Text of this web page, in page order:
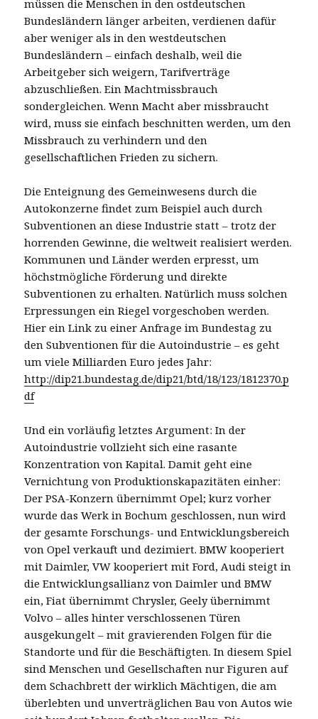
müssen die Menschen in den ostdeutschen
Bundesländern länger arbeiten, verdienen dafür
aber weniger als in den westdeutschen
Bundesländern – einfach deshalb, weil die
Arbeitgeber sich weigern, Tarifverträge
abzuschließen. Ein Machtmissbrauch
sondergleichen. Wenn Macht aber missbraucht
wird, muss sie einfach beschnitten werden, um den
Missbrauch zu verhindern und den
gesellschaftlichen Frieden zu sichern.
Die Enteignung des Gemeinwesens durch die
Autokonzerne findet zum Beispiel auch durch
Subventionen an diese Industrie statt – trotz der
horrenden Gewinne, die weltweit realisiert werden.
Kommunen und Länder werden erpresst, um
höchstmögliche Förderung und direkte
Subventionen zu erhalten. Natürlich muss solchen
Erpressungen ein Riegel vorgeschoben werden.
Hier ein Link zu einer Anfrage im Bundestag zu
den Subventionen für die Autoindustrie – es geht
um viele Milliarden Euro jedes Jahr:
http://dip21.bundestag.de/dip21/btd/18/123/1812370.p
df
Und ein vorläufig letztes Argument: In der
Autoindustrie vollzieht sich eine rasante
Konzentration von Kapital. Damit geht eine
Vernichtung von Produktionskapazitäten einher:
Der PSA-Konzern übernimmt Opel; kurz vorher
wurde das Werk in Bochum geschlossen, nun wird
der gesamte Forschungs- und Entwicklungsbereich
von Opel verkauft und dezimiert. BMW kooperiert
mit Daimler, VW kooperiert mit Ford, Audi steigt in
die Entwicklungsallianz von Daimler und BMW
ein, Fiat übernimmt Chrysler, Geely übernimmt
Volvo – alles hinter verschlossenen Türen
ausgekungelt – mit gravierenden Folgen für die
Standorte und für die Beschäftigten. In diesem Spiel
sind Menschen und Gesellschaften nur Figuren auf
dem Schachbrett der wirklich Mächtigen, die am
überlebten und unverträglichen Bau von Autos wie